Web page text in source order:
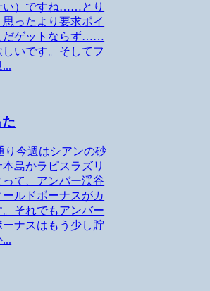
い）ですね……とり
ったより要求ポイ
だゲットならず……
いです。そしてフ
り今週はシアンの砂
島かラピスラズリ
て、アンバー渓谷
ルドボーナスがカ
それでもアンバー
ナスはもう少し貯